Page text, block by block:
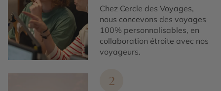
Chez Cercle des Voyages,
nous concevons des voyages
100% personnalisables, en
collaboration étroite avec nos
voyageurs.
2